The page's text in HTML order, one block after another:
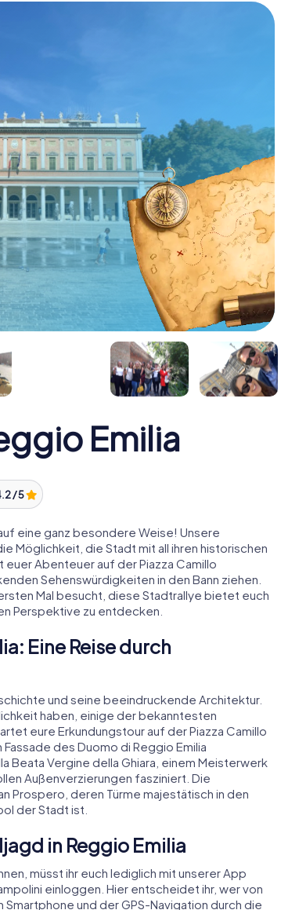
Emilia
/ 5
eine ganz besondere Weise! Unsere
Möglichkeit, die Stadt mit all ihren historischen
Abenteuer auf der Piazza Camillo
Sehenswürdigkeiten in den Bann ziehen.
Mal besucht, diese Stadtrallye bietet euch
Perspektive zu entdecken.
Eine Reise durch
und seine beeindruckende Architektur.
haben, einige der bekanntesten
eure Erkundungstour auf der Piazza Camillo
des Duomo di Reggio Emilia
Beata Vergine della Ghiara, einem Meisterwerk
Außenverzierungen fasziniert. Die
Prospero, deren Türme majestätisch in den
der Stadt ist.
in Reggio Emilia
müsst ihr euch lediglich mit unserer App
einloggen. Hier entscheidet ihr, wer von
und der GPS-Navigation durch die